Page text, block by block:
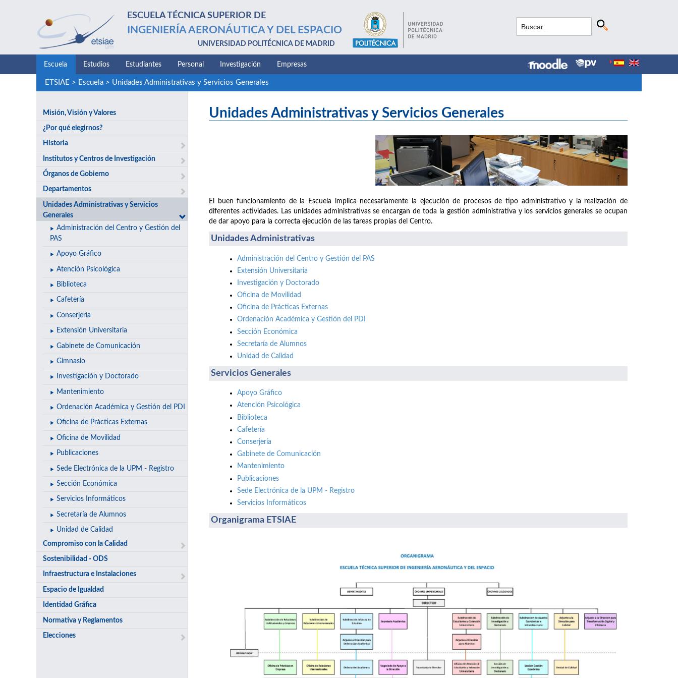
ESCUELA TÉCNICA SUPERIOR DE
INGENIERÍA AERONÁUTICA Y DEL ESPACIO
UNIVERSIDAD POLITÉCNICA DE MADRID
Escuela Estudios Estudiantes Personal Investigación Empresas
ETSIAE > Escuela> Unidades Administrativas y Servicios Generales
Misión, Visión y Valores
¿Por qué elegirnos?
Historia
Institutos y Centros de Investigación
Órganos de Gobierno
Departamentos
Unidades Administrativas y Servicios
Generales
Administración del Centro y Gestión del
PAS
Apoyo Gráfico
Atención Psicológica
Biblioteca
Cafetería
Conserjería
Extensión Universitaria
Gabinete de Comunicación
Gimnasio
Investigación y Doctorado
Mantenimiento
Ordenación Académica y Gestión del PDI
Oficina de Prácticas Externas
Oficina de Movilidad
Publicaciones
Sede Electrónica de la UPM - Registro
Sección Económica
Servicios Informáticos
Secretaría de Alumnos
Unidad de Calidad
Compromiso con la Calidad
Sostenibilidad - ODS
Infraestructura e Instalaciones
Espacio de Igualdad
Identidad Gráfica
Normativa y Reglamentos
Elecciones
Unidades Administrativas y Servicios Generales
El buen funcionamiento de la Escuela implica necesariamente la ejecución de procesos de tipo administrativo y la realización de
diferentes actividades. Las unidades administrativas se encargan de toda la gestión administrativa y los servicios generales se ocupan
de dar apoyo para la correcta ejecución de las tareas propias del Centro.
Unidades Administrativas
Administración del Centro y Gestión del PAS
Extensión Universitaria
Investigación y Doctorado
Oficina de Movilidad
Oficina de Prácticas Externas
Ordenación Académica y Gestión del PDI
Sección Económica
Secretaría de Alumnos
Unidad de Calidad
Servicios Generales
Apoyo Gráfico
Atención Psicológica
Biblioteca
Cafetería
Conserjería
Gabinete de Comunicación
Mantenimiento
Publicaciones
Sede Electrónica de la UPM - Registro
Servicios Informáticos
Organigrama ETSIAE